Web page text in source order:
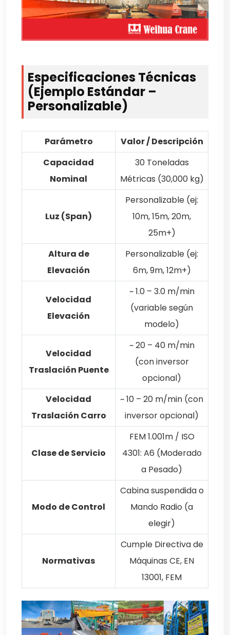
Especificaciones Técnicas
(Ejemplo Estándar –
Personalizable)
Parámetro
Valor / Descripción
Capacidad
Nominal
30 Toneladas
Métricas (30,000 kg)
Luz (Span)
Personalizable (ej:
10m, 15m, 20m,
25m+)
Altura de
Elevación
Personalizable (ej:
6m, 9m, 12m+)
Velocidad
Elevación
~ 1.0 – 3.0 m/min
(variable según
modelo)
Velocidad
Traslación Puente
~ 20 – 40 m/min
(con inversor
opcional)
Velocidad
Traslación Carro
~ 10 – 20 m/min (con
inversor opcional)
Clase de Servicio
FEM 1.001m / ISO
4301: A6 (Moderado
a Pesado)
Modo de Control
Cabina suspendida o
Mando Radio (a
elegir)
Normativas
Cumple Directiva de
Máquinas CE, EN
13001, FEM